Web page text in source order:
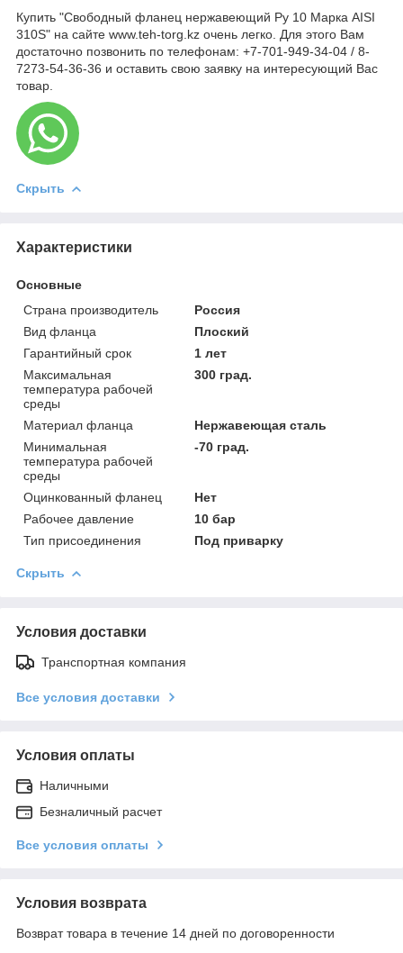
Купить "Свободный фланец нержавеющий Ру 10 Марка AISI
310S" на сайте www.teh-torg.kz очень легко. Для этого Вам
достаточно позвонить по телефонам: +7-701-949-34-04 / 8-
7273-54-36-36 и оставить свою заявку на интересующий Вас
товар.
Скрыть
Характеристики
Основные
Страна производитель
Россия
Вид фланца
Плоский
Гарантийный срок
1 лет
Максимальная
температура рабочей
среды
300 град.
Материал фланца
Нержавеющая сталь
Минимальная
температура рабочей
среды
-70 град.
Оцинкованный фланец
Нет
Рабочее давление
10 бар
Тип присоединения
Под приварку
Скрыть
Условия доставки
Транспортная компания
Все условия доставки
Условия оплаты
Наличными
Безналичный расчет
Все условия оплаты
Условия возврата
Возврат товара в течение 14 дней по договоренности